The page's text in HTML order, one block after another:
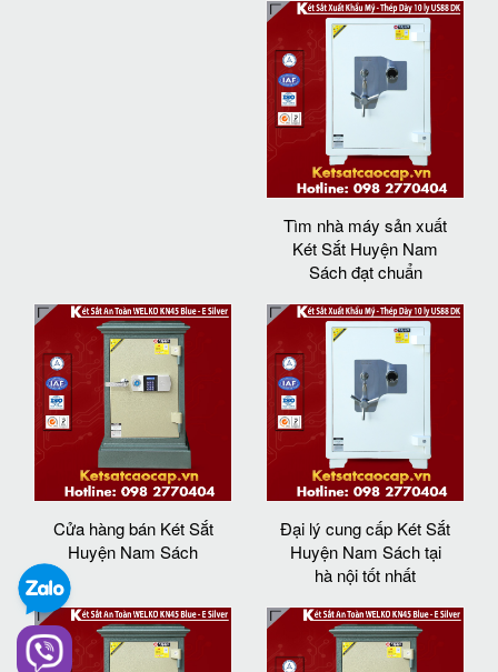
Tìm nhà máy sản xuất
Két Sắt Huyện Nam
Sách đạt chuẩn
Cửa hàng bán Két Sắt
Huyện Nam Sách
Đại lý cung cấp Két Sắt
Huyện Nam Sách tại
hà nội tốt nhất